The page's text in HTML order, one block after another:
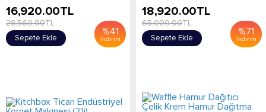
%41
İndirim
16,920.00TL
28,560.00TL
Sepete Ekle
%71
İndirim
18,920.00TL
65,000.00TL
Sepete Ekle